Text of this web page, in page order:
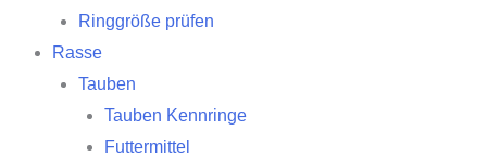
Ringgröße prüfen
Rasse
Tauben
Tauben Kennringe
Futtermittel